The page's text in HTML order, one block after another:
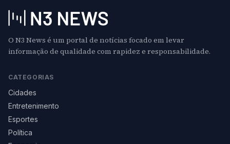
O N3 News é um portal de notícias focado em levar
informação de qualidade com rapidez e responsabilidade.
CATEGORIAS
Cidades
Entretenimento
Esportes
Política